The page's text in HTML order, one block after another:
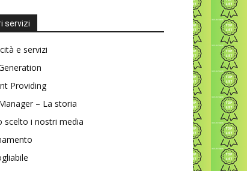
servizi
e servizi
Providing
– La storia
scelto i nostri media